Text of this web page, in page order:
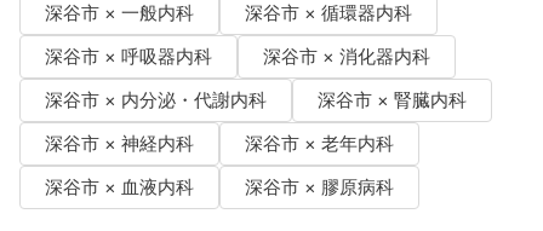
深谷市 × 一般内科
深谷市 × 循環器内科
深谷市 × 呼吸器内科
深谷市 × 消化器内科
深谷市 × 内分泌・代謝内科
深谷市 × 腎臓内科
深谷市 × 神経内科
深谷市 × 老年内科
深谷市 × 血液内科
深谷市 × 膠原病科